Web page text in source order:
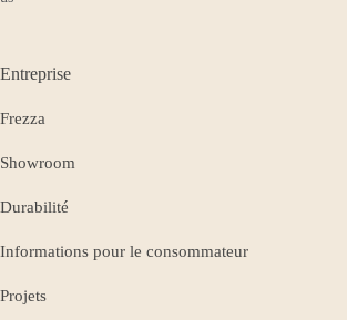
Entreprise
Frezza
Showroom
Durabilité
Informations pour le consommateur
Projets